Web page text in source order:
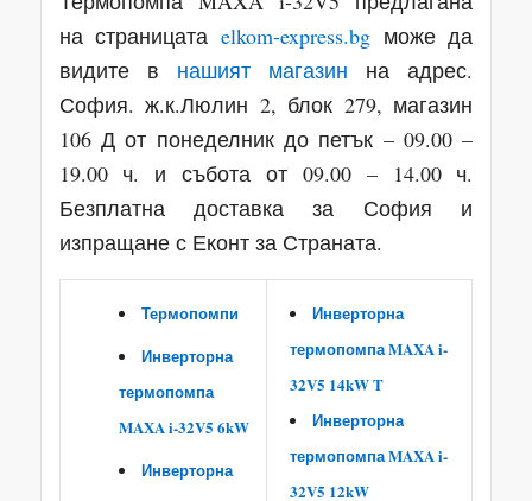
на страницата elkom-express.bg може да
видите в нашият магазин на адрес.
София. ж.к.Люлин 2, блок 279, магазин
106 Д от понеделник до петък – 09.00 –
19.00 ч. и събота от 09.00 – 14.00 ч.
Безплатна доставка за София и
изпращане с Еконт за Страната.
Термопомпи
Инверторна
термопомпа
MAXA i-32V5 6kW
Инверторна
Инверторна
термопомпа MAXA i-
32V5 14kW T
Инверторна
термопомпа MAXA i-
32V5 12kW